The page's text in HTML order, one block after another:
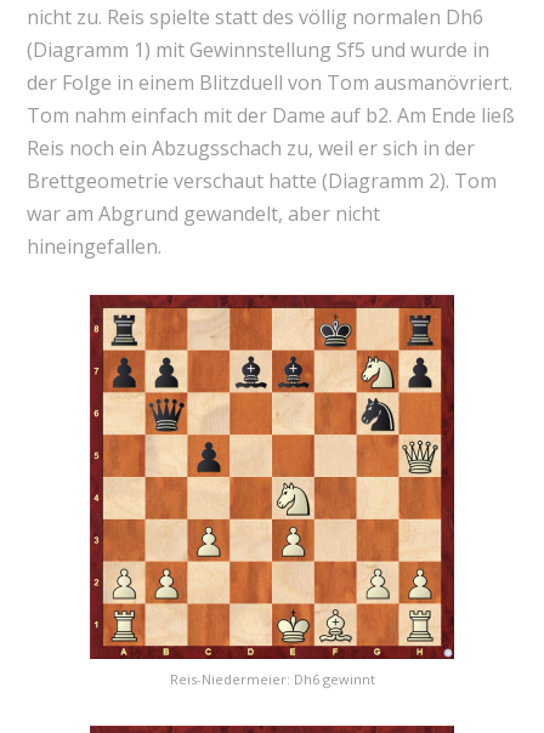
nicht zu. Reis spielte statt des völlig normalen Dh6
(Diagramm 1) mit Gewinnstellung Sf5 und wurde in
der Folge in einem Blitzduell von Tom ausmanövriert.
Tom nahm einfach mit der Dame auf b2. Am Ende ließ
Reis noch ein Abzugsschach zu, weil er sich in der
Brettgeometrie verschaut hatte (Diagramm 2). Tom
war am Abgrund gewandelt, aber nicht
hineingefallen.
Reis-Niedermeier: Dh6 gewinnt